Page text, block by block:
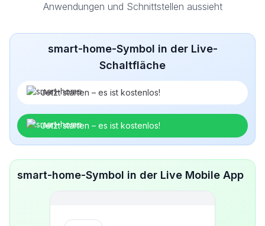
Anwendungen und Schnittstellen aussieht
smart-home-Symbol in der Live-
Schaltfläche
Jetzt starten – es ist kostenlos!
Jetzt starten – es ist kostenlos!
smart-home-Symbol in der Live Mobile App